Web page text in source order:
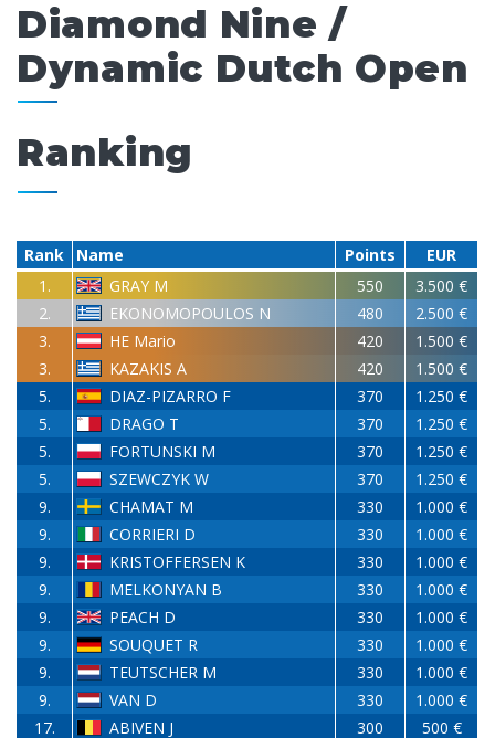
Diamond Nine /
Dynamic Dutch Open
Ranking
Rank Name Points
EUR
1.
GRAY M 550
3.500 €
2.
EKONOMOPOULOS N 480
2.500 €
3.
HE Mario 420
1.500 €
3.
KAZAKIS A 420
1.500 €
5.
DIAZ-PIZARRO F 370
1.250 €
5.
DRAGO T 370
1.250 €
5.
FORTUNSKI M 370
1.250 €
5.
SZEWCZYK W 370
1.250 €
9.
CHAMAT M 330
1.000 €
9.
CORRIERI D 330
1.000 €
9.
KRISTOFFERSEN K 330
1.000 €
9.
MELKONYAN B 330
1.000 €
9.
PEACH D 330
1.000 €
9.
SOUQUET R 330
1.000 €
9.
TEUTSCHER M 330
1.000 €
9.
VAN D 330
1.000 €
17.
ABIVEN J 300
500 €